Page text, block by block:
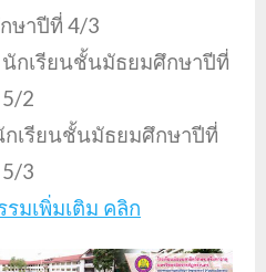
ษาปีที่ 4/3
นักเรียนชั้นมัธยมศึกษาปีที่
5/2
กเรียนชั้นมัธยมศึกษาปีที่
5/3
มเพิ่มเติม คลิก